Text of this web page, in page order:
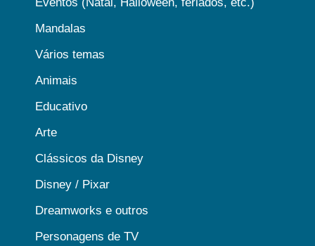
Mandalas
Vários temas
Animais
Educativo
Arte
Clássicos da Disney
Disney / Pixar
Dreamworks e outros
Personagens de TV